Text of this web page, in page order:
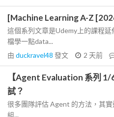
[Machine Learning A-Z
這個系列文章是Udemy上的課程
檔學一點data...
由 duckravel48 發文 2 天前
【Agent Evaluation 系列
試？
很多團隊評估 Agent 的方法，其
組...